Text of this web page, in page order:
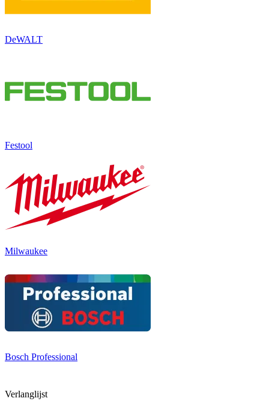
DeWALT
Festool
Milwaukee
Bosch Professional
Verlanglijst